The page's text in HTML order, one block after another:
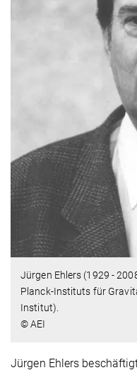
Jürgen Ehlers (1929 -
Planck-Instituts für
Institut).
© AEI
Jürgen Ehlers